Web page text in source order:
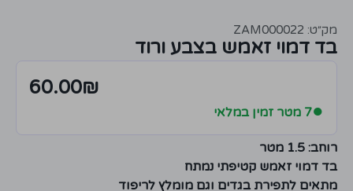
מק״ט: ZAM000022
בד דמוי זאמש בצבע ורוד
60.00₪
●7 מטר זמין במלאי
רוחב: 1.5 מטר
בד דמוי זאמש קטיפתי נמתח
מתאים לתפירת בגדים וגם מומלץ לריפוד